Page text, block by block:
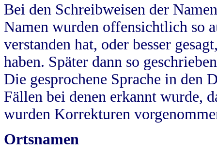
Bei den Schreibweisen der
Namen wurden offensichtlich so
verstanden hat, oder besser
haben. Später dann so
Die gesprochene Sprache in
Fällen bei denen erkannt wurde,
wurden Korrekturen
Ortsnamen